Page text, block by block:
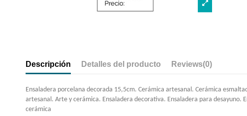
Descripción Detalles del producto Reviews(0)
Ensaladera porcelana decorada 15,5cm. Cerámica artesanal. Cerámica
artesanal. Arte y cerámica. Ensaladera decorativa. Ensaladera para desayuno.
cerámica